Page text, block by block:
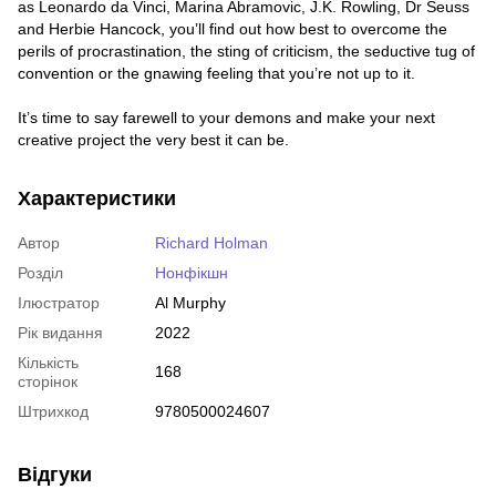
as Leonardo da Vinci, Marina Abramovic, J.K. Rowling, Dr Seuss
and Herbie Hancock, you’ll find out how best to overcome the
perils of procrastination, the sting of criticism, the seductive tug of
convention or the gnawing feeling that you’re not up to it.
It’s time to say farewell to your demons and make your next
creative project the very best it can be.
Характеристики
Автор
Richard Holman
Розділ
Нонфікшн
Ілюстратор
Al Murphy
Рік видання
2022
Кількість
сторінок
168
Штрихкод 9780500024607
Відгуки